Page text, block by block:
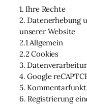
1. Ihre Rechte
2. Datenerhebung
unserer Website
2.1 Allgemein
2.2 Cookies
3.
4. Google
5.
6. Registrierung